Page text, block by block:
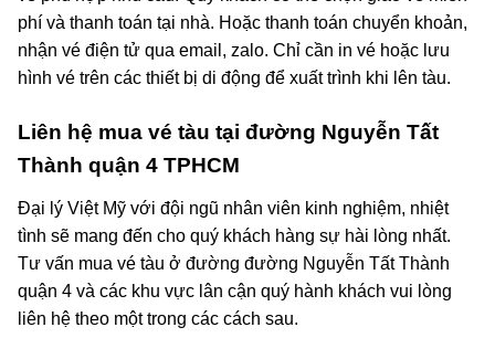
phí và thanh toán tại nhà. Hoặc thanh toán chuyển khoản,
nhận vé điện tử qua email, zalo. Chỉ cần in vé hoặc lưu
hình vé trên các thiết bị di động để xuất trình khi lên tàu.
Liên hệ mua vé tàu tại đường Nguyễn Tất
Thành quận 4 TPHCM
Đại lý Việt Mỹ với đội ngũ nhân viên kinh nghiệm, nhiệt
tình sẽ mang đến cho quý khách hàng sự hài lòng nhất.
Tư vấn mua vé tàu ở đường đường Nguyễn Tất Thành
quận 4 và các khu vực lân cận quý hành khách vui lòng
liên hệ theo một trong các cách sau.